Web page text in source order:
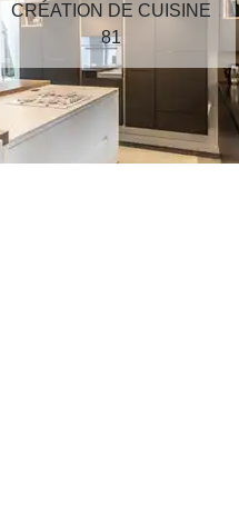
CRÉATION DE CUISINE
81